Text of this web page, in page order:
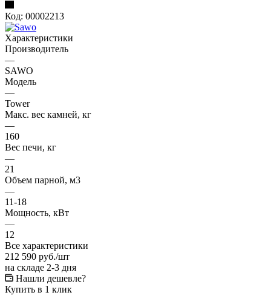
Код: 00002213
Характеристики
Производитель
—
SAWO
Модель
—
Tower
Макс. вес камней, кг
—
160
Вес печи, кг
—
21
Oбъем парной, м3
—
11-18
Мощность, кВт
—
12
Все характеристики
212 590 руб./шт
на складе 2-3 дня
Нашли дешевле?
Купить в 1 клик